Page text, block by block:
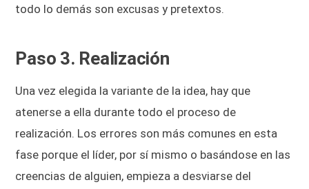
todo lo demás son excusas y pretextos.
Paso 3. Realización
Una vez elegida la variante de la idea, hay que
atenerse a ella durante todo el proceso de
realización. Los errores son más comunes en esta
fase porque el líder, por sí mismo o basándose en las
creencias de alguien, empieza a desviarse del